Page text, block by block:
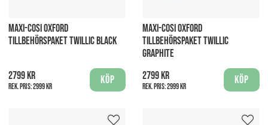
MAXI-COSI OXFORD
TILLBEHÖRSPAKET TWILLIC BLACK
2799 kr
Rek. pris:2999 kr
Köp
MAXI-COSI OXFORD
TILLBEHÖRSPAKET TWILLIC
GRAPHITE
2799 kr
Rek. pris:2999 kr
Köp